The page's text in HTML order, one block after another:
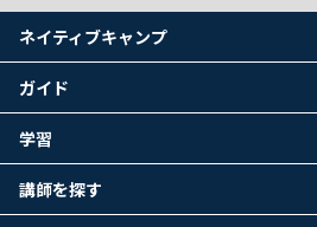
ネイティブキャンプ
ガイド
学習
講師を探す